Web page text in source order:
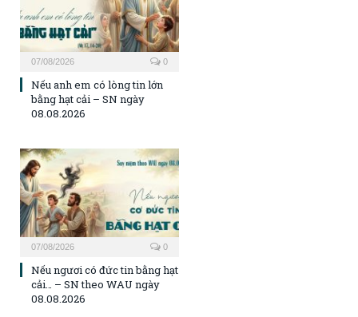
07/08/2026 0
Nếu anh em có lòng tin lớn
bằng hạt cải – SN ngày
08.08.2026
07/08/2026 0
Nếu ngươi có đức tin bằng hạt
cải… – SN theo WAU ngày
08.08.2026